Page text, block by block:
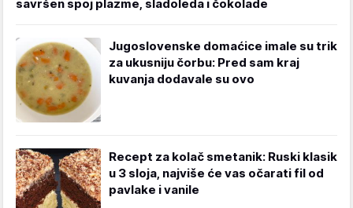
savršen spoj plazme, sladoleda i čokolade
Jugoslovenske domaćice imale su trik
za ukusniju čorbu: Pred sam kraj
kuvanja dodavale su ovo
Recept za kolač smetanik: Ruski klasik
u 3 sloja, najviše će vas očarati fil od
pavlake i vanile